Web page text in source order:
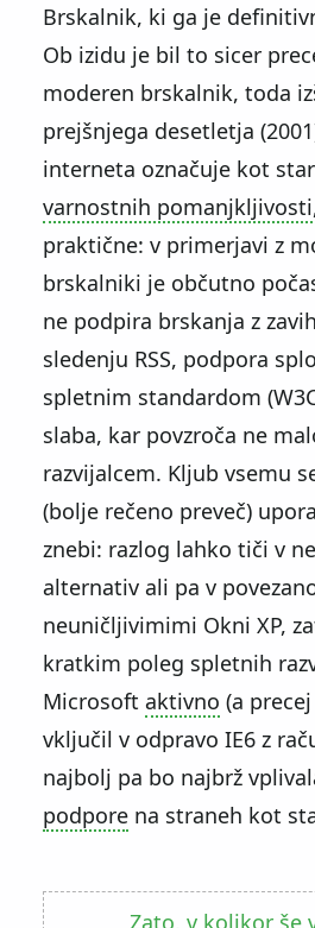
Brskalnik, ki ga je
Ob izidu je bil to sicer
moderen brskalnik, toda
prejšnjega desetletja
interneta označuje kot
varnostnih pomanjkljivosti
praktične: v primerjavi z
brskalniki je občutno
ne podpira brskanja z
sledenju RSS, podpora
spletnim standardom
slaba, kar povzroča ne
razvijalcem. Kljub vsemu
(bolje rečeno preveč)
znebi: razlog lahko tiči v
alternativ ali pa v
neuničljivimimi Okni XP,
kratkim poleg spletnih
Microsoft aktivno (a
vključil v odpravo IE6 z
najbolj pa bo najbrž
podporena straneh kot